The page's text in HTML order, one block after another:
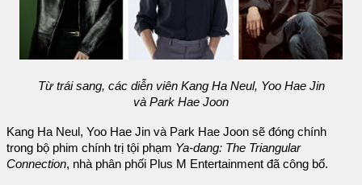
Từ trái sang, các diễn viên Kang Ha Neul, Yoo Hae Jin
và Park Hae Joon
Kang Ha Neul, Yoo Hae Jin và Park Hae Joon sẽ đóng chính
trong bộ phim chính trị tội phạm Ya-dang: The Triangular
Connection, nhà phân phối Plus M Entertainment đã công bố.